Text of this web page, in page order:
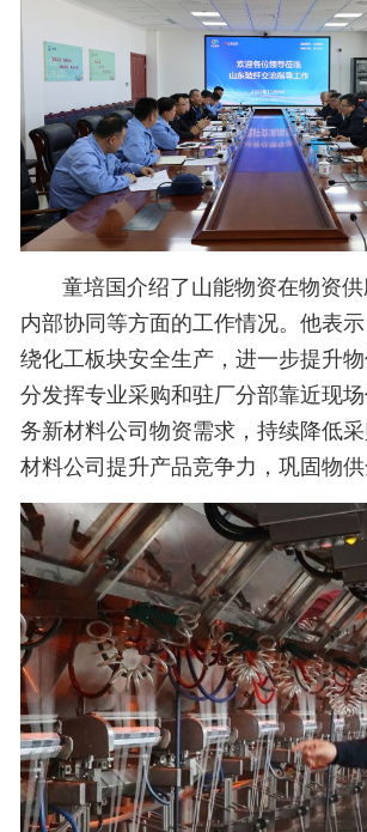
童培国介绍了山能物资在物资供
内部协同等方面的工作情况。他表
绕化工板块安全生产，进一步提升
分发挥专业采购和驻厂分部靠近现
务新材料公司物资需求，持续降低
材料公司提升产品竞争力，巩固物